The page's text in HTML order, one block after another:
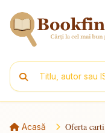
Acasă Oferta carti